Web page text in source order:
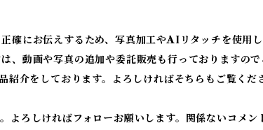
確にお伝えするため、写真加工やAIリタッチを使用し
、動画や写真の追加や委託販売も行っておりますので
介をしております。よろしければそちらもご覧くだ
よろしければフォローお願いします。関係ないコメン